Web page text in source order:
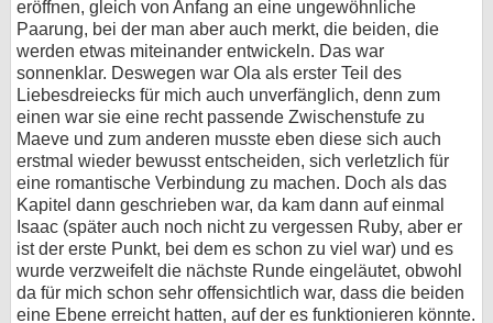
eröffnen, gleich von Anfang an eine ungewöhnliche
Paarung, bei der man aber auch merkt, die beiden, die
werden etwas miteinander entwickeln. Das war
sonnenklar. Deswegen war Ola als erster Teil des
Liebesdreiecks für mich auch unverfänglich, denn zum
einen war sie eine recht passende Zwischenstufe zu
Maeve und zum anderen musste eben diese sich auch
erstmal wieder bewusst entscheiden, sich verletzlich für
eine romantische Verbindung zu machen. Doch als das
Kapitel dann geschrieben war, da kam dann auf einmal
Isaac (später auch noch nicht zu vergessen Ruby, aber er
ist der erste Punkt, bei dem es schon zu viel war) und es
wurde verzweifelt die nächste Runde eingeläutet, obwohl
da für mich schon sehr offensichtlich war, dass die beiden
eine Ebene erreicht hatten, auf der es funktionieren könnte.